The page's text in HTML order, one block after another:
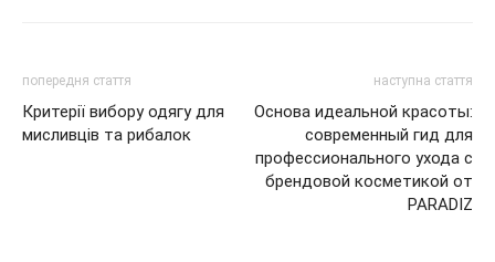
попередня стаття
Критерії вибору одягу для
мисливців та рибалок
наступна стаття
Основа идеальной красоты:
современный гид для
профессионального ухода с
брендовой косметикой от
PARADIZ